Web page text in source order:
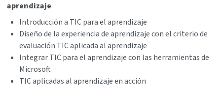
aprendizaje
Introducción a TIC para el aprendizaje
Diseño de la experiencia de aprendizaje con el criterio de
evaluación TIC aplicada al aprendizaje
Integrar TIC para el aprendizaje con las herramientas de
Microsoft
TIC aplicadas al aprendizaje en acción